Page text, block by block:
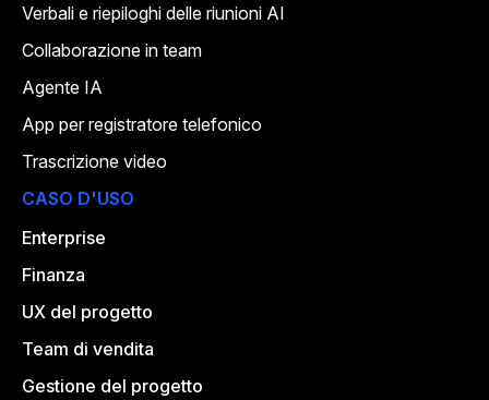
Verbali e riepiloghi delle riunioni AI
Collaborazione in team
Agente IA
App per registratore telefonico
Trascrizione video
CASO D'USO
Enterprise
Finanza
UX del progetto
Team di vendita
Gestione del progetto